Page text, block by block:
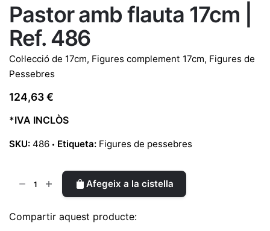
Pastor amb flauta 17cm |
Ref. 486
Col·lecció de 17cm, Figures complement 17cm, Figures de
Pessebres
124,63€
*IVA INCLÒS
SKU: 486 Etiqueta: Figures de pessebres
amb
Afegeix a la cistella
Compartir aquest producte: